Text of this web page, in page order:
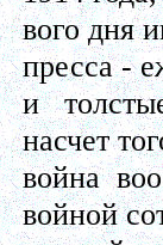
вого дня
пресса -
и
насчет
война
войной